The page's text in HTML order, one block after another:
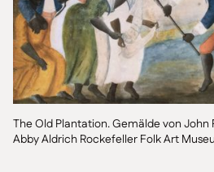
The Old Plantation. Gemälde von John
Abby Aldrich Rockefeller Folk Art